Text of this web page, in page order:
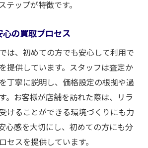
テップが特徴です。
の買取プロセス
は、初めての方でも安心して利用で
提供しています。スタッフは査定か
丁寧に説明し、価格設定の根拠や過
。お客様が店舗を訪れた際は、リラ
けることができる環境づくりにも力
心感を大切にし、初めての方にも分
セスを提供しています。